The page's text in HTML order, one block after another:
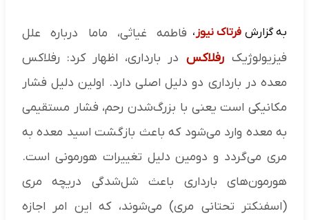
به گزارش فرتاک نیوز ، فاطمه غیاثی، ماما درباره علل
فیزیولوژیک رفلاکس در بارداری، اظهار کرد: رفلاکس
معده در بارداری دو دلیل اصلی دارد. اولین دلیل فشار
مکانیکی است یعنی با بزرگ‌شدن رحم، فشار مستقیمی
به معده وارد می‌شود که باعث بازگشت اسید معده به
مری می‌گردد و دومین دلیل تغییرات هورمونی است.
هورمون‌های بارداری باعث شل‌شدگی دریچه مری
(اسفنکتر تحتانی مری) می‌شوند، که این امر اجازه